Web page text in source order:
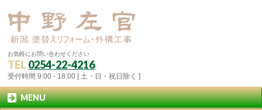
お気軽にお問い合わせください
TEL 0254-22-4216
受付時間 9:00 - 18:00 [ 土・日・祝日除く ]
MENU